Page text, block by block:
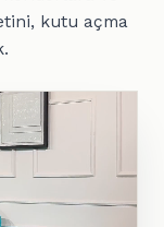
kutu açma